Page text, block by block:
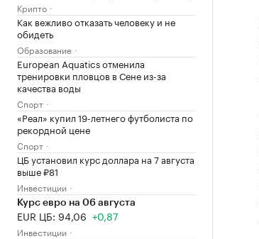
Крипто
Как вежливо отказать человеку и не
обидеть
Образование
European Aquatics отменила
тренировки пловцов в Сене из-за
качества воды
Спорт
«Реал» купил 19-летнего футболиста по
рекордной цене
Спорт
ЦБ установил курс доллара на 7 августа
выше ₽81
Инвестиции
Курс евро на 06 августа
EUR ЦБ: 94,06 +0,87
Инвестиции